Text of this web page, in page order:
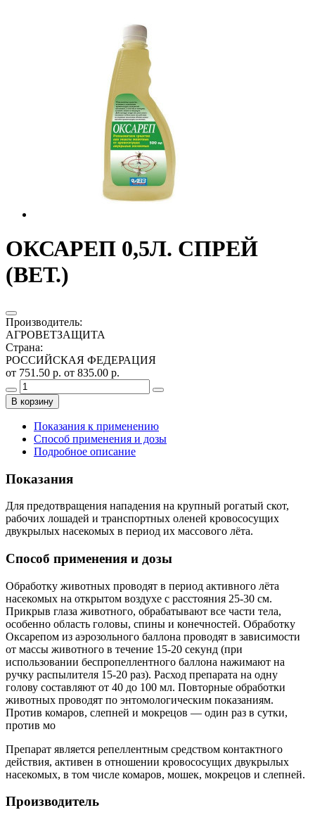
ОКСАРЕП 0,5Л. СПРЕЙ
(ВЕТ.)
Производитель:
АГРОВЕТЗАЩИТА
Страна:
РОССИЙСКАЯ ФЕДЕРАЦИЯ
от 751.50 р. от 835.00 р.
В корзину
Показания к применению
Способ применения и дозы
Подробное описание
Показания
Для предотвращения нападения на крупный рогатый скот,
рабочих лошадей и транспортных оленей кровососущих
двукрылых насекомых в период их массового лёта.
Способ применения и дозы
Обработку животных проводят в период активного лёта
насекомых на открытом воздухе c расстояния 25-30 см.
Прикрыв глаза животного, обрабатывают все части тела,
особенно область головы, спины и конечностей. Обработку
Оксарепом из аэрозольного баллона проводят в зависимости
от массы животного в течение 15-20 секунд (при
использовании беспропеллентного баллона нажимают на
ручку распылителя 15-20 раз). Расход препарата на одну
голову составляют от 40 до 100 мл. Повторные обработки
животных проводят по энтомологическим показаниям.
Против комаров, слепней и мокрецов — один раз в сутки,
против мо
Препарат является репеллентным средством контактного
действия, активен в отношении кровососущих двукрылых
насекомых, в том числе комаров, мошек, мокрецов и слепней.
Производитель